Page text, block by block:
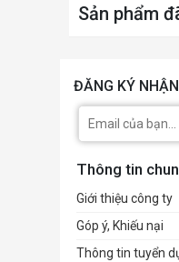
Sản phẩm
ĐĂNG KÝ
Thông tin
Giới thiệu công ty
Góp ý, Khiếu nại
Thông tin tuyển